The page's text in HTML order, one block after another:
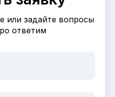
или задайте вопросы
ответим